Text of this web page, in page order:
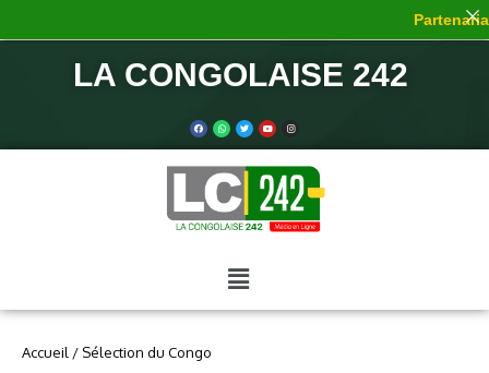
LA CONGOLAISE 242
Accueil / Sélection du Congo